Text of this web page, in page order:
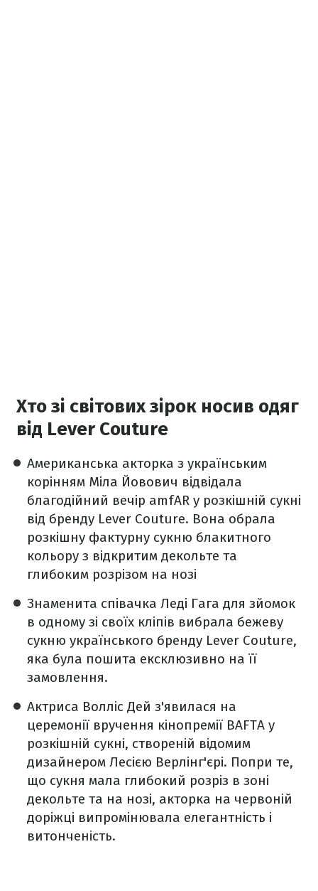
Хто зі світових зірок носив одяг
від Lever Couture
Американська акторка з українським
корінням Міла Йовович відвідала
благодійний вечір amfAR у розкішній сукні
від бренду Lever Couture. Вона обрала
розкішну фактурну сукню блакитного
кольору з відкритим декольте та
глибоким розрізом на нозі
Знаменита співачка Леді Гага для зйомок
в одному зі своїх кліпів вибрала бежеву
сукню українського бренду Lever Couture,
яка була пошита ексклюзивно на її
замовлення.
Актриса Волліс Дей з'явилася на
церемонії вручення кінопремії BAFTA у
розкішній сукні, створеній відомим
дизайнером Лесією Верлінг'єрі. Попри те,
що сукня мала глибокий розріз в зоні
декольте та на нозі, акторка на червоній
доріжці випромінювала елегантність і
витонченість.